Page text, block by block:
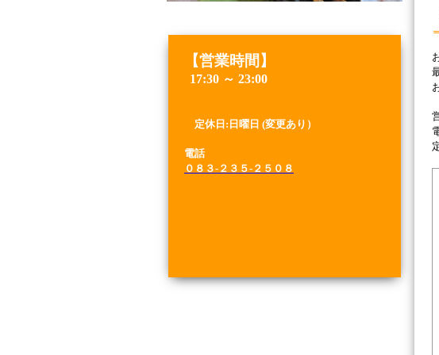
【営業時間】
17:30 ～ 23:00
定休日:日 曜日 (変更あり）
電話
０８３-２３５-２５０８